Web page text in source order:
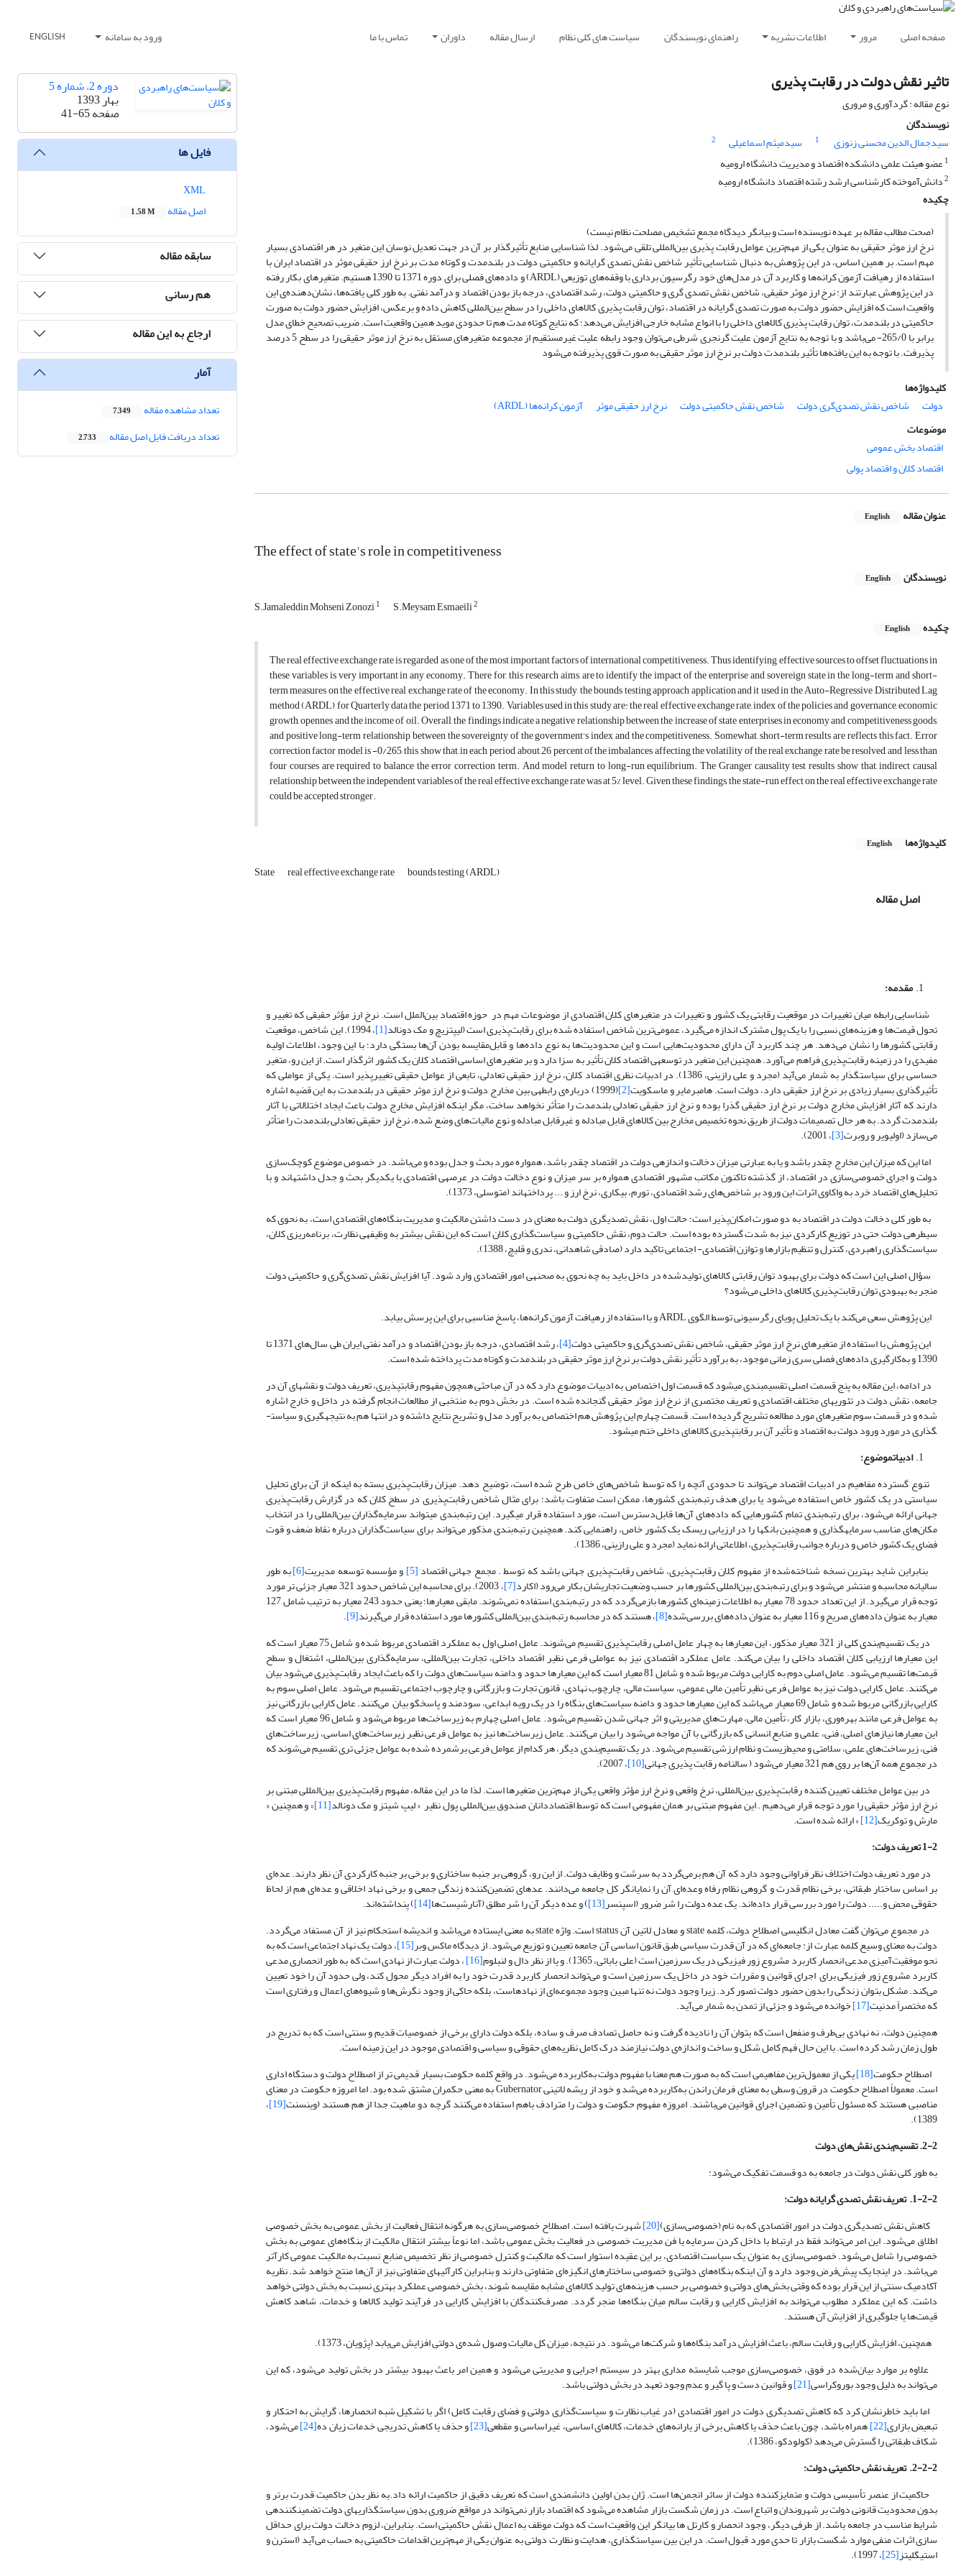
صفحه اصلی مرور اطلاعات نشریه راهنمای نویسندگان سیاست های کلی نظام ارسال مقاله داوران تماس با ما ورود به سامانه ENGLISH
تاثیر نقش دولت در رقابت پذیری
نوع مقاله : گردآوری و مروری
نویسندگان
سیدجمال الدین محسنی زنوزی
1 سیدمیثم اسماعیلی
2
1عضو هیئت علمی دانشکده اقتصاد و مدیریت دانشگاه ارومیه
2دانش‌آموخته کارشناسی ارشد رشته اقتصاد دانشگاه ارومیه
چکیده
(صحت مطالب مقاله بر عهده نویسنده است و بیانگر دیدگاه مجمع تشخیص مصلحت نظام نیست)
نرخ ارز موثر حقیقی به عنوان یکی از مهم‌ترین عوامل رقابت پذیری بین‌المللی تلقی می‌شود. لذا شناسایی منابع تأثیرگذار بر آن در جهت تعدیل نوسان این متغیر در هر اقتصادی بسیار
مهم است. بر همین اساس، در این پژوهش به دنبال شناسایی تأثیر شاخص نقش تصدی گرایانه و حاکمیتی دولت در بلند‌مدت و کوتاه مدت بر نرخ ارز حقیقی موثر در اقتصاد ایران با
استفاده از رهیافت آزمون کرانه‌ها و کاربرد آن در مدل‌های خود رگرسیون برداری با وقفه‌های توزیعی (ARDL) و داده‌های فصلی برای دوره 1371 تا 1390 هستیم. متغیرهای بکار رفته
در این پژوهش عبارتند از: نرخ ارز موثر حقیقی، شاخص نقش تصدی گری و حاکمیتی دولت، رشد اقتصادی، درجه باز بودن اقتصاد و درآمد نفتی. به طور کلی یافته‌ها، نشان‌دهنده‌ی این
واقعیت است که افزایش حضور دولت به صورت تصدی گرایانه در اقتصاد، توان رقابت پذیری کالاهای داخلی را در سطح بین‌المللی کاهش داده و برعکس، افزایش حضور دولت به صورت
حاکمیتی در بلندمدت، توان رقابت پذیری کالاهای داخلی را با انواع مشابه خارجی افزایش می‌دهد؛ که نتایج کوتاه مدت هم تا حدودی موید همین واقعیت است. ضریب تصحیح خطای مدل
برابر با 265/0- می‌باشد و با توجه به نتایج آزمون علیت گرنجری شرطی می‌توان وجود رابطه علیت غیرمستقیم از مجموعه متغیرهای مستقل به نرخ ارز موثر حقیقی را در سطح 5 درصد
پذیرفت. با توجه به این یافته‌ها تأثیر بلندمدت دولت بر نرخ ارز موثر حقیقی به صورت قوی پذیرفته می‌شود
کلیدواژه‌ها
دولت
شاخص نقش تصدی‌گری دولت شاخص نقش حاکمیتی دولت نرخ ارز حقیقی موثر
آزمون کرانه‌ها (ARDL)
موضوعات
اقتصاد بخش عمومی
اقتصاد کلان و اقتصاد پولی
عنوان مقاله English
The effect of state's role in competitiveness
نویسندگان English
S.Jamaleddin Mohseni Zonozi1 S.Meysam Esmaeili2
چکیده English
The real effective exchange rate is regarded as one of the most important factors of international competitiveness. Thus identifying effective sources to offset fluctuations in
these variables is very important in any economy. There for, this research aims, are to identify the impact of the enterprise and sovereign state in the long-term and short-
term measures on the effective real exchange rate of the economy. In this study, the bounds testing approach application and it used in the Auto-Regressive Distributed Lag
method (ARDL) for Quarterly data the period 1371 to 1390. Variables used in this study are: the real effective exchange rate, index of the policies and governance, economic
growth, opennes and the income of oil. Overall, the findings indicate a negative relationship between the increase of state enterprises in economy and competitiveness goods,
and positive long-term relationship between the sovereignty of the government's index and the competitiveness. Somewhat, short-term results are reflects this fact. Error
correction factor model is -0/265, this show that, in each period, about 26 percent of the imbalances affecting the volatility of the real exchange rate be resolved, and less than
four courses are required to balance the error correction term. And model return to long-run equilibrium. The Granger causality test results show that, indirect causal
relationship between the independent variables of the real effective exchange rate was at 5% level. Given these findings, the state-run effect on the real effective exchange rate
could be accepted stronger.
کلیدواژه‌ها English
State real effective exchange rate bounds testing (ARDL)
اصل مقاله
مقدمه:
شناسایی رابطه میان تغییرات در موقعیت رقابتی یک کشور و تغییرات در متغیرهای کلان اقتصادی از موضوعات مهم در حوزه اقتصاد بین‌الملل است. نرخ ارز مؤثر حقیقی که تغییر و
تحول قیمت‌ها و هزینه‌های نسبی را با یک پول مشترک اندازه می‌گیرد، عمومی‌ترین شاخص استفاده شده برای رقابت‌پذیری است (لیپتزیچ و مک دونالد[1] ، 1994). این شاخص، موقعیت
رقابتی کشورها را نشان می‌دهد. هر چند کاربرد آن دارای محدودیت‌هایی است و این محدودیت‌ها به نوع داده‌ها و قابل‌مقایسه بودن آن‌ها بستگی دارد؛ با این وجود، اطلاعات اولیه
مفیدی را در زمینه رقابت‌پذیری فراهم می‌آورد. همچنین این متغیر در توسعه­ی اقتصاد کلان تأثیر به سزا دارد و بر متغیرهای اساسی اقتصاد کلان یک کشور اثرگذار است. از این رو، متغیر
حساسی برای سیاست­گذار به شمار می‌آید (مجرد و علی رازینی، 1386). در ادبیات نظری اقتصاد کلان، نرخ ارز حقیقی تعادلی، تابعی از عوامل حقیقی تغییرپذیر است. یکی از عواملی که
تأثیرگذاری بسیار زیادی بر نرخ ارز حقیقی دارد، دولت است. هامبرمایر و ماسکویت[2] (1999) درباره‌ی رابطه­ی بین مخارج دولت و نرخ ارز موثر حقیقی در بلندمدت به این قضیه اشاره
دارند که آثار افزایش مخارج دولت بر نرخ ارز حقیقی گذرا بوده و نرخ ارز حقیقی تعادلی بلندمدت را متأثر نخواهد ساخت، مگر اینکه افزایش مخارج دولت باعث ایجاد اختلالاتی با آثار
بلندمدت گردد. به هر حال تصمیمات دولت از طریق نحوه تخصیص مخارج بین کالاهای قابل مبادله و غیرقابل مبادله و نوع مالیات‌های وضع شده، نرخ ارز حقیقی تعادلی بلندمدت را متأثر
می‌سازد (اولیویر و روبرت[3] ، 2001).
اما این که میزان این مخارج چقدر باشد و یا به عبارتی میزان دخالت و اندازه­ی دولت در اقتصاد چقدر باشد، همواره مورد بحث و جدل بوده و می‌باشد. در خصوص موضوع کوچک‌سازی
دولت و اجرای خصوصی‌سازی در اقتصاد، از گذشته تاکنون مکاتب مشهور اقتصادی همواره بر سر میزان و نوع دخالت دولت در عرصه­ی اقتصادی با یکدیگر بحث و جدل داشته­اند و با
تحلیل‌های اقتصاد خرد به واکاوی اثرات این ورود بر شاخص‌های رشد اقتصادی، تورم، بیکاری، نرخ ارز و ... پرداخته­اند (متوسلی، 1373).
به طور کلی دخالت دولت در اقتصاد به دو صورت امکان‌پذیر است؛ حالت اول، نقش تصدی­گری دولت به معنای در دست داشتن مالکیت و مدیریت بنگاه‌های اقتصادی است، به نحوی که
سیطره­ی دولت حتی در توزیع کارکردی نیز به شدت گسترده بوده است. حالت دوم، نقش حاکمیتی و سیاست‌گذاری کلان است که این نقش بیشتر به وظیفه­ی نظارت، برنامه‌ریزی کلان،
سیاست‌گذاری راهبردی، کنترل و تنظیم بازارها و توازن اقتصادی- اجتماعی تاکید دارد (صادقی شاهدانی، ندری و قلیچ، 1388).
سؤال اصلی این است که دولت برای بهبود توان رقابتی کالاهای تولیدشده در داخل باید به چه نحوی به صحنه­ی امور اقتصادی وارد شود. آیا افزایش نقش تصدی‌گری و حاکمیتی دولت
منجر به بهبودی توان رقابت‌پذیری کالاهای داخلی می‌شود؟
این پژوهش سعی می‌کند با یک تحلیل پویای رگرسیونی توسط الگوی ARDL و با استفاده از رهیافت آزمون کرانه‌ها، پاسخ مناسبی برای این پرسش بیابد.
این پژوهش با استفاده از متغیرهای نرخ ارز موثر حقیقی، شاخص نقش تصدی‌گری و حاکمیتی دولت[4] ، رشد اقتصادی، درجه باز بودن اقتصاد و درآمد نفتی ایران طی سال‌های 1371 تا
1390 و به‌کارگیری داده‌های فصلی سری زمانی موجود، به برآورد تأثیر نقش دولت بر نرخ ارز موثر حقیقی در بلندمدت و کوتاه مدت پرداخته شده است.
در ادامه، این مقاله به پنج قسمت اصلی تقسیم­بندی می­شود که قسمت اول اختصاص به ادبیات موضوع دارد که در آن مباحثی همچون مفهوم رقابت­پذیری، تعریف دولت و نقش­های آن در
جامعه، نقش دولت در تئوری­های مختلف اقتصادی و تعریف مختصری از نرخ ارز موثر حقیقی گنجانده شده است. در بخش دوم به منتخبی از مطالعات انجام گرفته در داخل و خارج اشاره
شده و در قسمت سوم متغیرهای مورد مطالعه تشریح گردیده است. قسمت چهارم این پژوهش هم اختصاص به برآورد مدل و تشریح نتایج داشته و در انتها هم به نتیجه­گیری و سیاست­
گذاری در مورد ورود دولت به اقتصاد و تأثیر آن بر رقابت­پذیری کالاهای داخلی ختم می­شود.
ادبیاتموضوع:
تنوع گسترده مفاهیم در ادبیات اقتصاد می‌تواند تا حدودی آنچه را که توسط شاخص‌های خاص طرح شده است، توضیح دهد. میزان رقابت‌پذیری بسته به اینکه از آن برای تحلیل
سیاستی در یک کشور خاص استفاده می‌شود یا برای هدف رتبه‌بندی کشورها، ممکن است متفاوت باشد؛ برای مثال شاخص رقابت‌پذیری در سطح کلان که در گزارش رقابت‌پذیری
جهانی ارائه می‌شود، برای رتبه‌بندی تمام کشورهایی که داده‌های آن‌ها قابل‌دسترس است، مورد استفاده قرار می­گیرد. این رتبه‌بندی می­تواند سرمایه‌گذاران بین‌المللی را در انتخاب
مکان‌های مناسب سرمایه­گذاری و همچنین بانک­ها را در ارزیابی ریسک یک کشور خاص، راهنمایی کند. همچنین رتبه‌بندی مذکور می‌تواند برای سیاست‌گذاران درباره نقاط ضعف و قوت
فضای یک کشور خاص و درباره جوانب رقابت‌پذیری، اطلاعاتی ارائه نماید (مجرد و علی رازینی، 1386).
بنابراین شاید بهترین نسخه شناخته‌شده از مفهوم کلان رقابت‌پذیری، شاخص رقابت‌پذیری جهانی باشد که توسط . مجمع جهانی اقتصاد[5] و مؤسسه توسعه مدیریت[6] به طور
سالیانه محاسبه و منتشر می‌شود و برای رتبه‌بندی بین‌المللی کشورها بر حسب وضعیت تجاریشان بکار می‌رود (اکارد[7] ، 2003). برای محاسبه این شاخص حدود 321 معیار جزئی تر مورد
توجه قرار می‌گیرد. از این تعداد حدود 78 معیار به اطلاعات زمینه‌ای کشورها بازمی‌گردد که در رتبه‌بندی استفاده نمی‌شوند. مابقی معیارها؛ یعنی حدود 243 معیار به ترتیب شامل 127
معیار به عنوان داده‌های صریح و 116 معیار به عنوان داده‌های بررسی‌شده [8] ، هستند که در محاسبه رتبه‌بندی بین‌المللی کشورها مورد استفاده قرار می‌گیرند[9]
.
در یک تقسیم‌بندی کلی از 321 معیار مذکور، این معیارها به چهار عامل اصلی رقابت‌پذیری تقسیم می‌شوند. عامل اصلی اول به عملکرد اقتصادی مربوط شده و شامل 75 معیار است که
این معیارها ارزیابی کلان اقتصاد داخلی را بیان می‌کند. عامل عملکرد اقتصادی نیز به عواملی فرعی نظیر اقتصاد داخلی، تجارت بین‌المللی، سرمایه‌گذاری بین‌المللی، اشتغال و سطح
قیمت‌ها تقسیم می‌شود. عامل اصلی دوم به کارایی دولت مربوط شده و شامل 81 معیار است که این معیارها حدود و دامنه سیاست‌های دولت را که باعث ایجاد رقابت‌پذیری می‌شود بیان
می‌کنند. عامل کارایی دولت نیز به عوامل فرعی نظیر تأمین مالی عمومی، سیاست مالی، چارچوب نهادی، قانون تجارت و بازرگانی و چارچوب اجتماعی تقسیم می‌شود. عامل اصلی سوم به
کارایی بازرگانی مربوط شده و شامل 69 معیار می‌باشد که این معیارها حدود و دامنه سیاست‌های بنگاه را در یک رویه ابداعی، سودمند و پاسخگو بیان می‌کنند. عامل کارایی بازرگانی نیز
به عوامل فرعی مانند بهره‌وری، بازار کار، تأمین مالی، مهارت‌های مدیریتی و اثر جهانی شدن تقسیم می‌شود. عامل اصلی چهارم به زیرساخت‌ها مربوط می‌شود و شامل 96 معیار است که
این معیارها نیازهای اصلی، فنی، علمی و منابع انسانی که بازرگانی با آن مواجه می‌شود را بیان می‌کنند. عامل زیرساخت‌ها نیز به عوامل فرعی نظیر زیرساخت‌های اساسی، زیرساخت‌های
فنی، زیرساخت‌های علمی، سلامتی و محیط‌زیست و نظام ارزشی تقسیم می‌شود. در یک تقسیم‌بندی دیگر، هر کدام از عوامل فرعی برشمرده شده به عوامل جزئی تری تقسیم می‌شوند که
در مجموع همه آن‌ها بر روی هم 321 معیار می‌شود ( سالنامه رقابت پذیری جهانی [10]
، 2007).
در بین عوامل مختلف تعیین کننده رقابت‌پذیری بین‌المللی، نرخ واقعی و نرخ ارز مؤثر واقعی یکی از مهم‌ترین متغیرها است. لذا ما در این مقاله، مفهوم رقابت‌پذیری بین‌المللی مبتنی بر
نرخ ارز مؤثر حقیقی را مورد توجه قرار می‌دهیم . این مفهوم مبتنی بر همان مفهومی است که توسط اقتصاددانان صندوق بین‌المللی پول نظیر « لیپ شیتز و مک دونالد[11] » و همچنین «
مارش و توکریک[12]
» ارائه شده است.
1-2 تعریف دولت
:
در مورد تعریف دولت اختلاف نظر فراوانی وجود دارد که آن هم برمی‌گردد به سرشت و وظایف دولت. از این رو، گروهی بر جنبه ساختاری و برخی بر جنبه کارکردی آن نظر دارند. عده‌ای
بر اساس ساختار طبقاتی، برخی نظام قدرت و گروهی نظام رفاه وعده‌ای آن را نمایانگر کل جامعه می‌دانند. عده­ای تضمین‌کننده زندگی جمعی و برخی نهاد اخلاقی و عده‌ای هم از لحاظ
حقوقی محض و..... دولت را مورد بررسی قرار داده‌اند. یک عده دولت را شر ضرور (اسپنسر[13] ) و عده دیگر آن را شر مطلق (آنارشیست‌ها[14]
) پنداشته‌اند.
در مجموع می‌توان گفت معادل انگلیسی اصطلاح دولت، کلمه state و معادل لاتین آن status است. واژه state به معنی ایستاده می‌باشد و اندیشه استحکام نیز از آن مستفاد می‌گردد.
دولت به معنای وسیع کلمه عبارت از: جامعه‌ای که در آن قدرت سیاسی طبق قانون اساسی آن جامعه تعیین و توزیع می‌شود. از دیدگاه ماکس وبر[15] ، دولت یک نهاد اجتماعی است که به
نحو موفقیت‌آمیزی مدعی انحصار کاربرد مشروع زور فیزیکی در یک سرزمین است (علی بابائی، 1365). و یا از نظر دال و لنبلوم [16] ، دولت عبارت از نهادی است که به طور انحصاری مدعی
کاربرد مشروع زور فیزیکی برای اجرای قوانین و مقررات خود در داخل یک سرزمین است و می‌تواند انحصار کاربرد قدرت خود را به افراد دیگر محول کند، ولی حدود آن را خود تعیین
می‌کند. مشکل بتوان زندگی را بدون حضور دولت تصور کرد. زیرا وجود دولت نه تنها مبین وجود مجموعه‌ای از نهادهاست، بلکه حاکی از وجود نگرش‌ها و شیوه‌های اعمال و رفتاری است
که مختصراً مدنیت[17]
خوانده می‌شود و جزئی از تمدن به شمار می‌آید.
همچنین دولت، نه نهادی بی‌طرف و منفعل است که بتوان آن را نادیده گرفت و نه حاصل تصادف صرف و ساده، بلکه دولت دارای برخی از خصوصیات قدیم و سنتی است که به تدریج در
طول زمان رشد کرده است. با این حال فهم کامل شکل و ساخت و اندازه‌ی دولت نیازمند درک کامل نظریه‌های حقوقی و سیاسی و اقتصادی موجود در این زمینه است.
اصطلاح حکومت[18] یکی از معمول‌ترین مفاهیمی است که به صورت هم معنا با مفهوم دولت به‌کاربرده می‌شود. در واقع کلمه حکومت بسیار قدیمی تر از اصطلاح دولت و دستگاه اداری
است. معمولاً اصطلاح حکومت در قرون وسطی به معنای فرمان راندن به‌کاربرده می‌شد و خود از ریشه لاتینی Gubernator به معنی حکمران مشتق شده بود. اما امروزه حکومت در معنای
مناصبی هستند که مسئول تأمین و تضمین اجرای قوانین می‌باشند. امروزه مفهوم حکومت و دولت را مترادف باهم استفاده می‌کنند گرچه دو ماهیت جدا از هم هستند (وینسنت[19] ،
1389).
2-2. تقسیم‌بندی نقش‌های دولت
به طور کلی نقش دولت در جامعه به دو قسمت تفکیک می‌شود:
1-2-2. تعریف نقش تصدی گرایانه دولت:
کاهش نقش تصدی­گری دولت در امور اقتصادی که به نام (خصوصی‌سازی)[20] شهرت یافته است. اصطلاح خصوصی‌سازی به هرگونه انتقال فعالیت از بخش عمومی به بخش خصوصی
اطلاق می‌شود. این امر می‌تواند فقط در ارتباط با داخل کردن سرمایه یا فن مدیریت خصوصی در فعالیت بخش عمومی باشد، اما نوعاً بیشتر انتقال مالکیت از بنگاه‌های عمومی به بخش
خصوصی را شامل می‌شود. خصوصی‌سازی به عنوان یک سیاست اقتصادی، بر این عقیده استوار است که مالکیت و کنترل خصوصی از نظر تخصیص منابع نسبت به مالکیت عمومی کارآتر
می‌باشد. در اینجا یک پیش‌فرض وجود دارد و آن اینکه بنگاه‌های دولتی و خصوصی ساختارهای انگیزه‌ای متفاوتی دارند و بنابراین کارآئیهای متفاوتی نیز از آن‌ها منتج خواهد شد. نظریه
آکادمیک سنتی از این قرار بوده که وقتی بخش‌های دولتی و خصوصی بر حسب هزینه‌های تولید کالاهای مشابه مقایسه شوند، بخش خصوصی عملکرد بهتری نسبت به بخش دولتی خواهد
داشت. که این عملکرد مطلوب می‌تواند به افزایش کارایی و رقابت سالم میان بنگاه‌ها منجر گردد. مصرف‌کنندگان با افزایش کارایی در فرآیند تولید کالاها و خدمات، شاهد کاهش
قیمت‌ها یا جلوگیری از افزایش آن هستند.
همچنین، افزایش کارایی و رقابت سالم، باعث افزایش درآمد بنگاه‌ها و شرکت‌ها می‌شود. در نتیجه، میزان کل مالیات وصول شده‌ی دولتی افزایش می‌یابد (پژویان، 1373).
علاوه بر موارد بیان‌شده در فوق، خصوصی‌سازی موجب شایسته مداری بهتر در سیستم اجرایی و مدیریتی می‌شود و همین امر باعث بهبود بیشتر در بخش تولید می‌شود، که این
می‌تواند به دلیل وجود بوروکراسی[21]
و قوانین دست و پا گیر و عدم وجود تعهد در بخش دولتی باشد.
اما باید خاطرنشان کرد که کاهش تصدی­گری دولت در امور اقتصادی (در غیاب نظارت و سیاست‌گذاری دولتی و فضای رقابت کامل) اگر با تشکیل شبه انحصارها، گرایش به احتکار و
تبعیض بازاری[22] همراه باشد، چون باعث حذف یا کاهش برخی از یارانه‌های خدمات، کالاهای اساسی، غیراساسی و مقطعی[23] و حذف یا کاهش تدریجی خدمات زیان ده[24] می‌شود،
شکاف طبقاتی را گسترش می‌دهد (کولودکو، 1386).
2-2-2. تعریف نقش حاکمیتی دولت:
حاکمیت از عنصر تأسیسی دولت و متمایزکننده دولت از سائر انجمن‌ها است. ژان بدن اولین دانشمندی است که تعریف دقیق از حاکمیت ارائه داد.به نظر بدن حاکمیت قدرت برتر و
بدون محدودیت قانونی دولت بر شهروندان و اتباع است. در زمان شکست بازار مشاهده می‌شود که اقتصاد بازار نمی‌تواند در مواقع ضروری بدون سیاست­گذاری­های دولت تضمین­کننده­ی
شرایط مناسب در جامعه باشد. از طرفی دیگر، وجود انحصار و کارتل ها بیانگر این واقعیت است که دولت موظف به اعمال نقش حاکمیتی است. بنابراین، لزوم دخالت دولت برای حداقل
سازی اثرات منفی موارد شکست بازار تا حدی مورد قبول است. در این بین سیاست­گذاری، هدایت و نظارت دولتی به عنوان یکی از مهم‌ترین اقدامات حاکمیتی به حساب می‌آید (استرن و
استیگلیتز[25]
، 1997).
دوره 2، شماره 5
بهار 1393
صفحه41-65
فایل ها
اصل مقاله
1.58 M
سابقه مقاله
هم رسانی
ارجاع به این مقاله
آمار
تعداد مشاهده مقاله 7,349
تعداد دریافت فایل اصل مقاله 2,733